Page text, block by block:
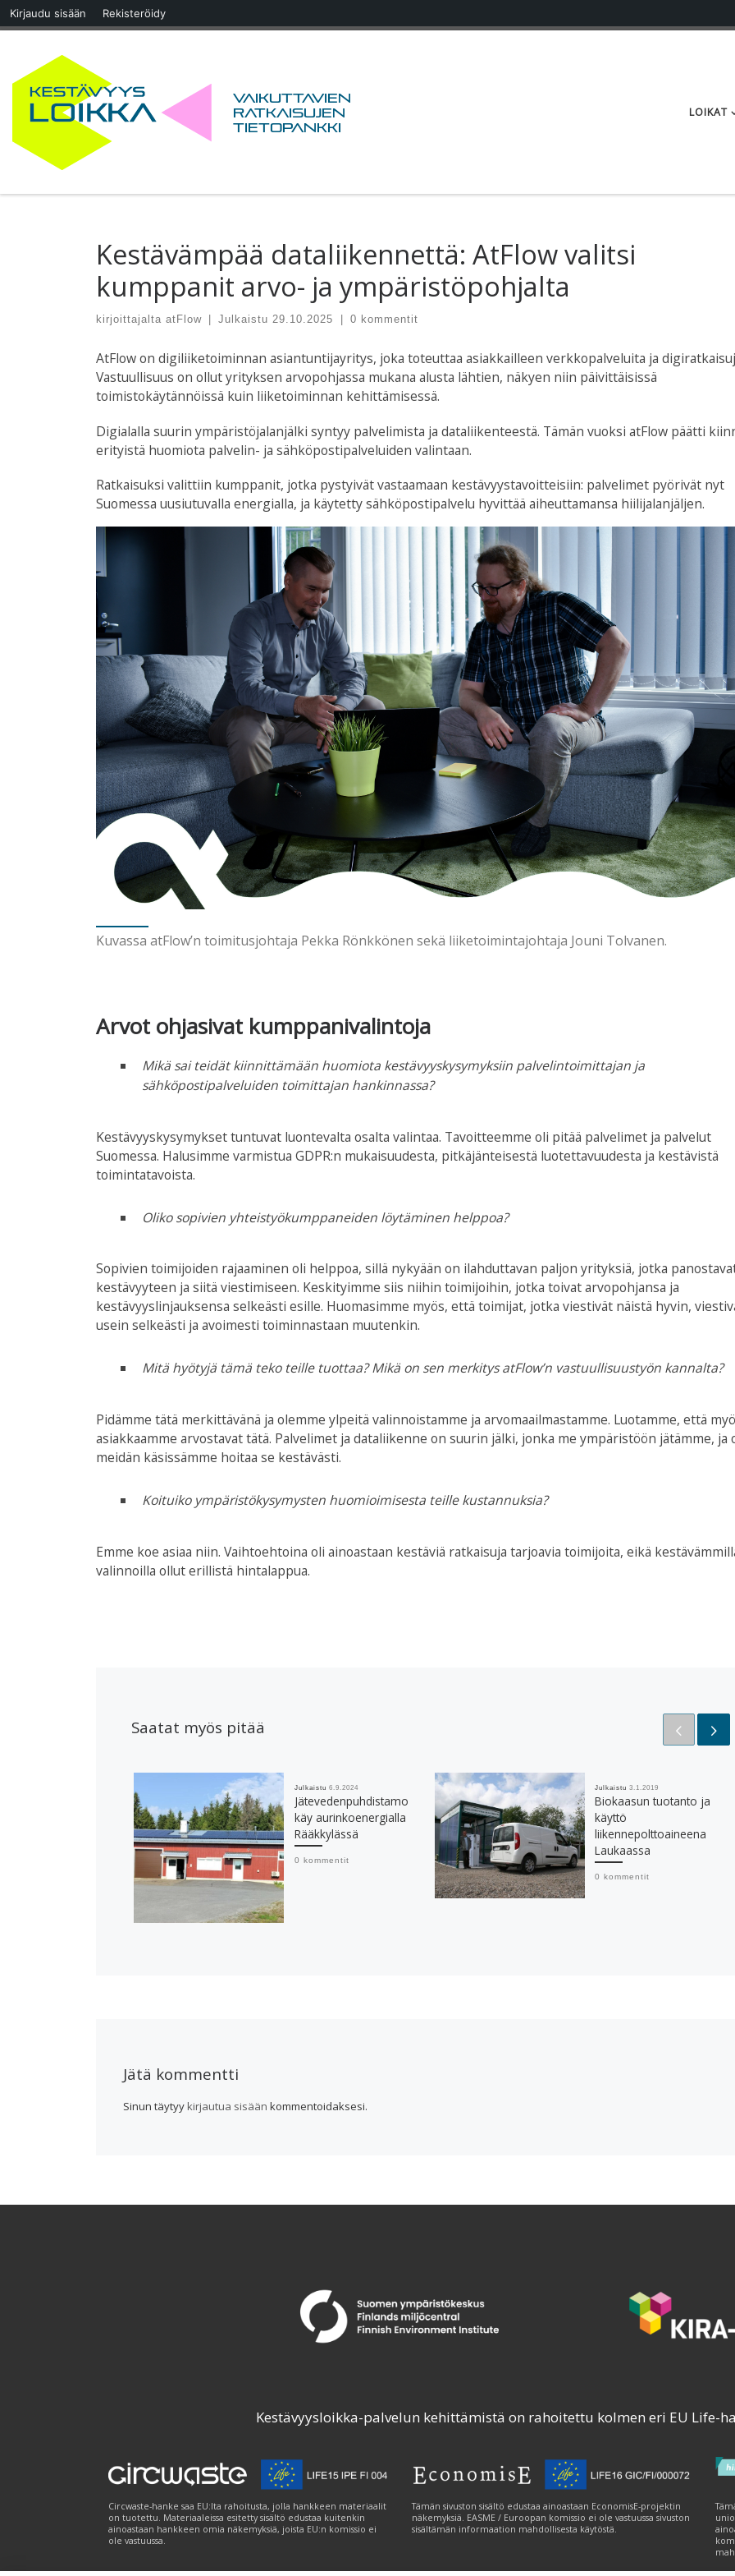
Kirjaudu sisään Rekisteröidy
Skip to content
Vaikuttavien
ratkaisujen
tietopankki
LOIKAT
Kestävämpää dataliikennettä: AtFlow valitsi
kumppanit arvo- ja ympäristöpohjalta
kirjoittajalta atFlow Julkaistu 29.10.2025 0 kommentit
AtFlow on digiliiketoiminnan asiantuntijayritys, joka toteuttaa asiakkailleen verkkopalveluita ja
Vastuullisuus on ollut yrityksen arvopohjassa mukana alusta lähtien, näkyen niin päivittäisissä
toimistokäytännöissä kuin liiketoiminnan kehittämisessä.
Digialalla suurin ympäristöjalanjälki syntyy palvelimista ja dataliikenteestä. Tämän vuoksi atFlow päätti
erityistä huomiota palvelin- ja sähköpostipalveluiden valintaan.
Ratkaisuksi valittiin kumppanit, jotka pystyivät vastaamaan kestävyystavoitteisiin: palvelimet pyörivät nyt
Suomessa uusiutuvalla energialla, ja käytetty sähköpostipalvelu hyvittää aiheuttamansa hiilijalanjäljen.
Kuvassa atFlow’n toimitusjohtaja Pekka Rönkkönen sekä liiketoimintajohtaja Jouni Tolvanen.
Arvot ohjasivat kumppanivalintoja
Mikä sai teidät kiinnittämään huomiota kestävyyskysymyksiin palvelintoimittajan ja
sähköpostipalveluiden toimittajan hankinnassa?
Kestävyyskysymykset tuntuvat luontevalta osalta valintaa. Tavoitteemme oli pitää palvelimet ja palvelut
Suomessa. Halusimme varmistua GDPR:n mukaisuudesta, pitkäjänteisestä luotettavuudesta ja kestävistä
toimintatavoista.
Oliko sopivien yhteistyökumppaneiden löytäminen helppoa?
Sopivien toimijoiden rajaaminen oli helppoa, sillä nykyään on ilahduttavan paljon yrityksiä, jotka
kestävyyteen ja siitä viestimiseen. Keskityimme siis niihin toimijoihin, jotka toivat arvopohjansa ja
kestävyyslinjauksensa selkeästi esille. Huomasimme myös, että toimijat, jotka viestivät näistä hyvin,
usein selkeästi ja avoimesti toiminnastaan muutenkin.
Mitä hyötyjä tämä teko teille tuottaa? Mikä on sen merkitys atFlow’n vastuullisuustyön kannalta?
Pidämme tätä merkittävänä ja olemme ylpeitä valinnoistamme ja arvomaailmastamme. Luotamme, että
asiakkaamme arvostavat tätä. Palvelimet ja dataliikenne on suurin jälki, jonka me ympäristöön jätämme, ja
meidän käsissämme hoitaa se kestävästi.
Koituiko ympäristökysymysten huomioimisesta teille kustannuksia?
Emme koe asiaa niin. Vaihtoehtoina oli ainoastaan kestäviä ratkaisuja tarjoavia toimijoita, eikä
valinnoilla ollut erillistä hintalappua.
Saatat myös pitää
Julkaistu 6.9.2024
Jätevedenpuhdistamo
käy aurinkoenergialla
Rääkkylässä
0 kommentit
Julkaistu 3.1.2019
Biokaasun tuotanto ja
käyttö
liikennepolttoaineena
Laukaassa
0 kommentit
Jätä kommentti
Sinun täytyy kirjautua sisään kommentoidaksesi.
Kestävyysloikka-palvelun kehittämistä on rahoitettu kolmen eri EU Life-
Circwaste-hanke saa EU:lta rahoitusta, jolla hankkeen materiaalit
on tuotettu. Materiaaleissa esitetty sisältö edustaa kuitenkin
ainoastaan hankkeen omia näkemyksiä, joista EU:n komissio ei
ole vastuussa.
Tämän sivuston sisältö edustaa ainoastaan EconomisE-projektin
näkemyksiä. EASME / Euroopan komissio ei ole vastuussa sivuston
sisältämän informaation mahdollisesta käytöstä.